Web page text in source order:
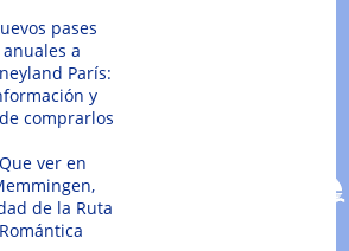
pases
anuales a
París:
y
comprarlos
Que ver en
de la Ruta
Romántica